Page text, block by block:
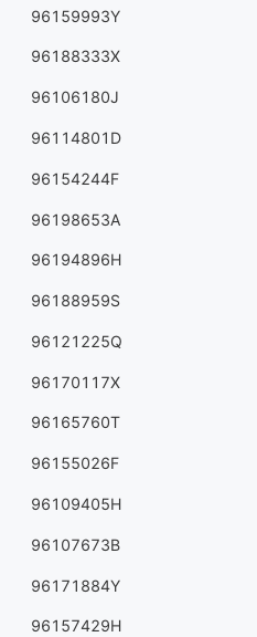
96159993Y
96188333X
96106180J
96114801D
96154244F
96198653A
96194896H
96188959S
96121225Q
96170117X
96165760T
96155026F
96109405H
96107673B
96171884Y
96157429H